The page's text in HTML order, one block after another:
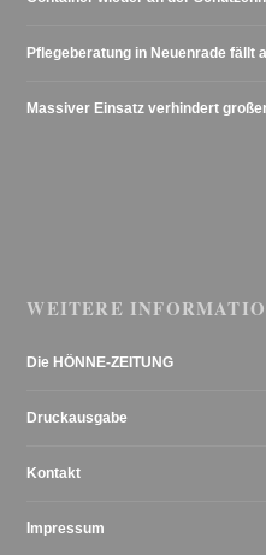
Pflegeberatung in Neuenrade fällt
Massiver Einsatz verhindert
WEITERE
Die HÖNNE-ZEITUNG
Druckausgabe
Kontakt
Impressum